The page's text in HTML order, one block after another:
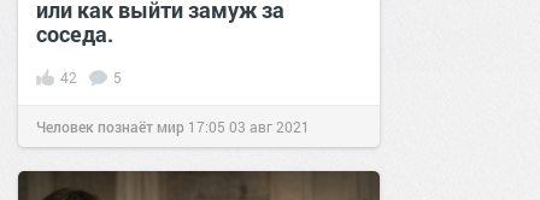
или как выйти замуж за
соседа.
42 5
Человек познаёт мир 17:05 03 авг 2021